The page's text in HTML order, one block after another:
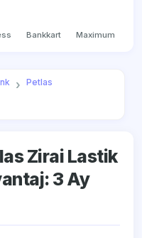
Bankkart Maximum
Petlas
Zirai Lastik
3 Ay